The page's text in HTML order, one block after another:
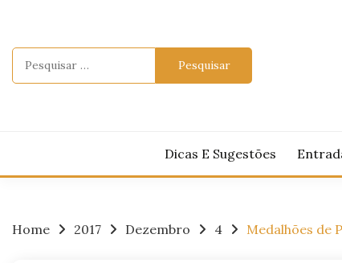
content
Dicas E Sugestões
Home 2017 Dezembro 4 Medalhões de